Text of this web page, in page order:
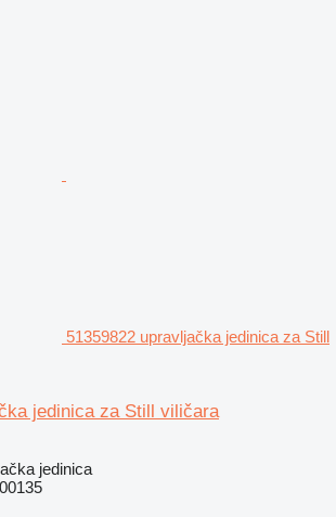
51359822 upravljačka jedinica za Still
jedinica za Still viličara
jedinica